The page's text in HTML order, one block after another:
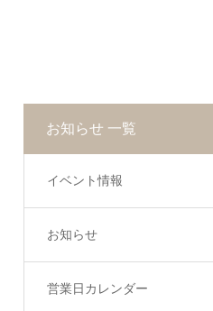
お知らせ 一覧
イベント情報
お知らせ
営業日カレンダー